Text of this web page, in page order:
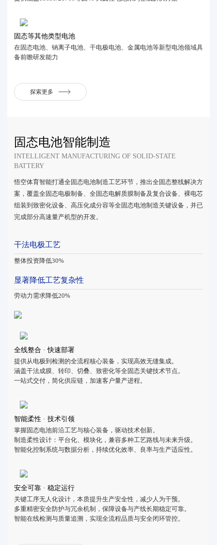
固态等其他类型电池
在固态电池、钠离子电池、干电极电池、金属电池等新型电池领域具
备前瞻研发能力
探索更多
固态电池智能制造
INTELLIGENT MANUFACTURING OF SOLID-STATE
BATTERY
悟空体育智能打通全固态电池制造工艺环节，推出全固态整线解决方
案，覆盖全固态电极制备、全固态电解质膜制备及复合设备、裸电芯
组装到致密化设备、高压化成分容等全固态电池制造关键设备，并已
完成部分高速量产机型的开发。
干法电极工艺
整体投资降低30%
显著降低工艺复杂性
劳动力需求降低20%
全线整合 · 快速部署
提供从电极到检测的全流程核心装备，实现高效无缝集成。
涵盖干法成膜、转印、切叠、致密化等全固态关键技术节点。
一站式交付，简化供应链，加速客户量产进程。
智能柔性 · 技术引领
掌握固态电池前沿工艺与核心装备，驱动技术创新。
制造柔性设计：平台化、模块化，兼容多种工艺路线与未来升级。
智能化控制系统与数据分析，持续优化效率、良率与生产适应性。
安全可靠 · 稳定运行
关键工序无人化设计，本质提升生产安全性，减少人为干预。
多重精密安全防护与冗余机制，保障设备与产线长期稳定可靠。
智能在线检测与质量追溯，实现全流程品质与安全闭环管控。